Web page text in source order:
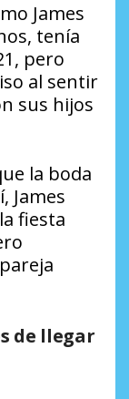
James
tenía
pero
al sentir
sus hijos
la boda
James
fiesta
de llegar